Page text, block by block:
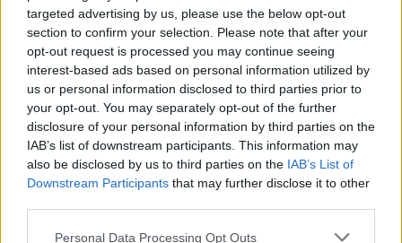
targeted advertising by us, please use the below opt-out
section to confirm your selection. Please note that after your
opt-out request is processed you may continue seeing
interest-based ads based on personal information utilized by
us or personal information disclosed to third parties prior to
your opt-out. You may separately opt-out of the further
disclosure of your personal information by third parties on the
IAB’s list of downstream participants. This information may
also be disclosed by us to third parties on the IAB’s List of
Downstream Participants that may further disclose it to other
Please note that this website/app uses one or more Google
Personal Data Processing Opt Outs
ανέφερε πως όταν βρήκε τη δύναμη και
αποφάσισε να τον εγκαταλείψει, του
επέστρεψε το κλειδί του σπιτιού του. Τότε
εκείνος την βίασε ξανά και απείλησε να την
σκοτώσει.Υπερηφανεύτηκε δε, πως θα τη
γλίτωνε εξαιτίας της φήμης και των
γνωριμιών του.